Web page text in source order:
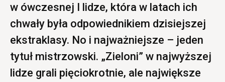
w ówczesnej I lidze, która w latach ich
chwały była odpowiednikiem dzisiejszej
ekstraklasy. No i najważniejsze – jeden
tytuł mistrzowski. „Zieloni” w najwyższej
lidze grali pięciokrotnie, ale największe